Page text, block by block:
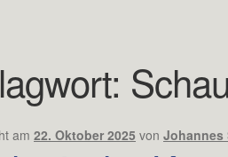
am22. Oktober 2025 vonJohannes